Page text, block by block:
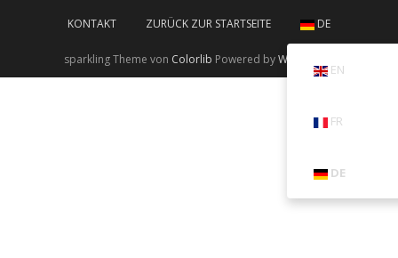
KONTAKT ZURÜCK ZUR STARTSEITE DE
EN
FR
DE
sparkling Theme von Colorlib Powered byWordPress